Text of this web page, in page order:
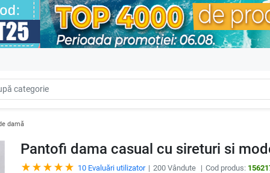
damă
Pantofi dama casual cu sireturi si
10Evaluări utilizator 200Vândute Cod produs: